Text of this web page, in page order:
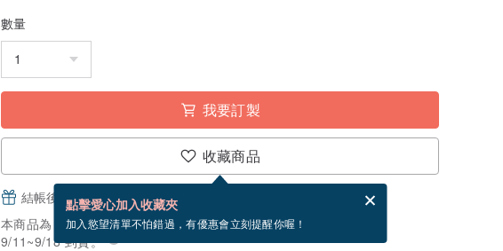
數量
我要訂製
收藏商品
點擊愛心加入收藏夾
加入慾望清單不怕錯過，有優惠會立刻提醒你喔！
結帳後填寫並分享，免費幫你寄送電子賀卡。
電子賀卡是什麼？
本商品為「接單訂製」。付款後需 21 個工作天製作。現在下單預估
9/11~9/18 到貨。